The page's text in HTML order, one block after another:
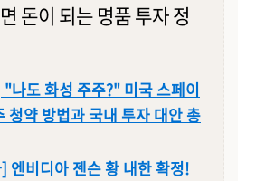
돈이 되는 명품 투자 정
나도 화성 주주?" 미국 스페이
청약 방법과 국내 투자 대안 총
엔비디아 젠슨 황 내한 확정!